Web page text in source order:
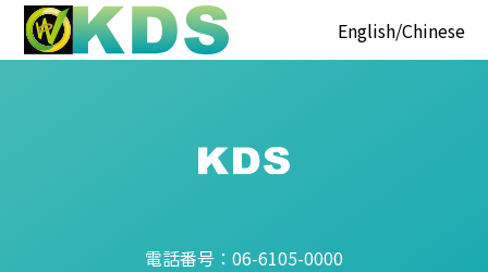
English Chinese
電話番号： 06-6105-0000